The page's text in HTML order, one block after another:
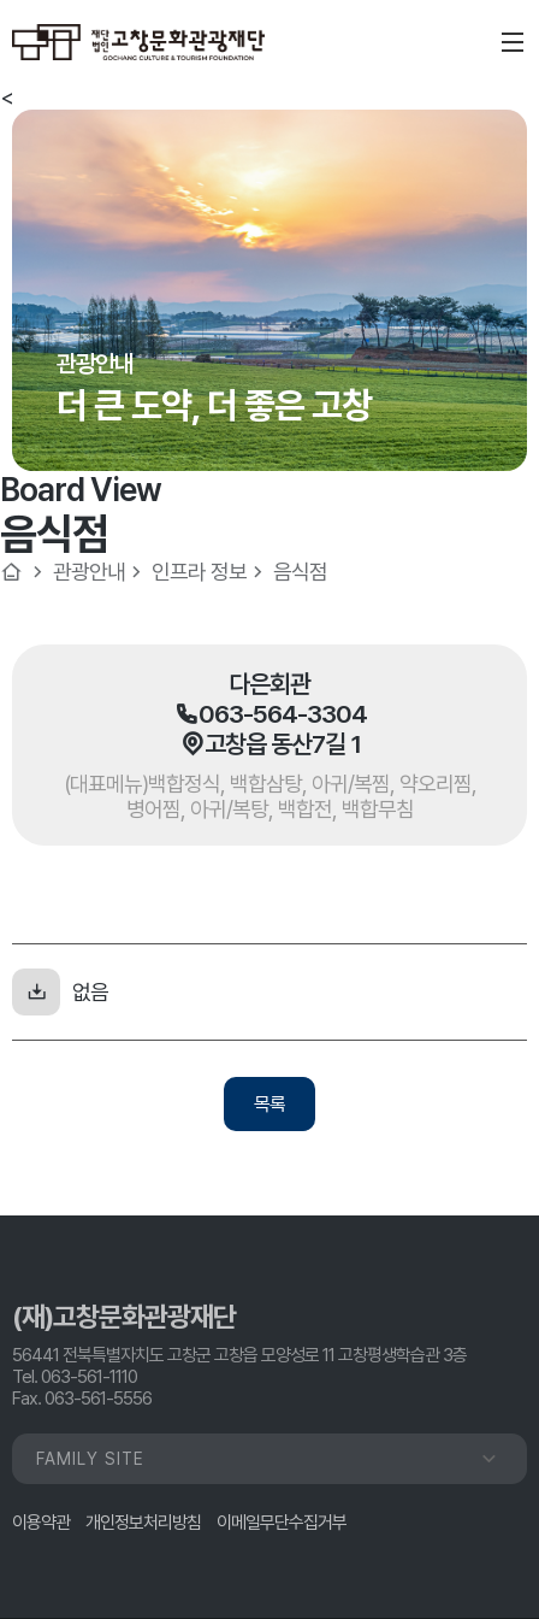
<
관광안내
더 큰 도약, 더 좋은 고창
Board View
음식점
관광안내 인프라 정보 음식점
다은회관
063-564-3304
고창읍 동산7길 1
(대표메뉴)백합정식, 백합삼탕, 아귀/복찜, 약오리찜,
병어찜, 아귀/복탕, 백합전, 백합무침
없음
목록
(재)고창문화관광재단
56441 전북특별자치도 고창군 고창읍 모양성로 11 고창평생학습관 3층
Tel. 063-561-1110
Fax. 063-561-5556
FAMILY SITE
이용약관 개인정보처리방침 이메일무단수집거부